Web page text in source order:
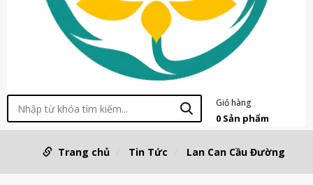
Giỏ hàng
0 Sản phẩm
Trang chủ Tin Tức Lan Can Cầu Đường